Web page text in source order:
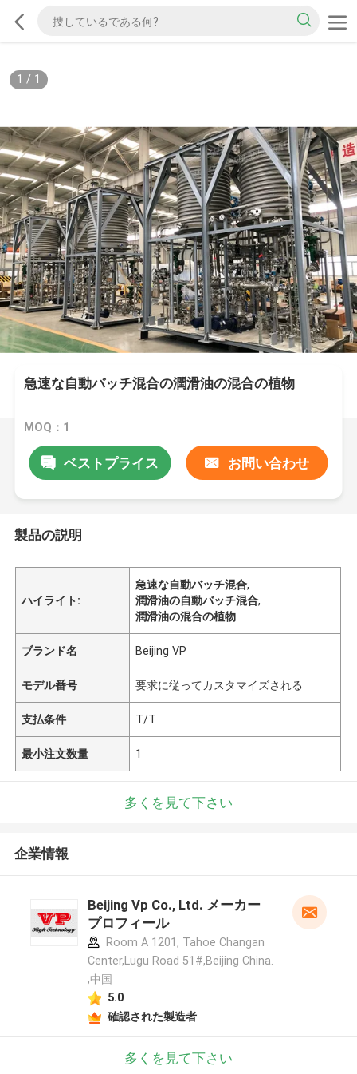
1 / 1
急速な自動バッチ混合の潤滑油の混合の植物
MOQ：1
ベストプライス お問い合わせ
製品の説明
ハイライト:
急速な自動バッチ混合,
潤滑油の自動バッチ混合,
潤滑油の混合の植物
ブランド名 Beijing VP
モデル番号 要求に従ってカスタマイズされる
支払条件 T/T
最小注文数量 1
多くを見て下さい
企業情報
Beijing Vp Co., Ltd. メーカー
プロフィール
Room A 1201, Tahoe Changan
Center,Lugu Road 51#,Beijing China.
,中国
5.0
確認された製造者
多くを見て下さい